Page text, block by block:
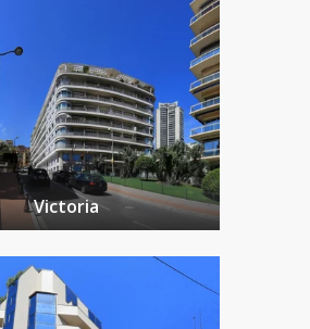
Victoria